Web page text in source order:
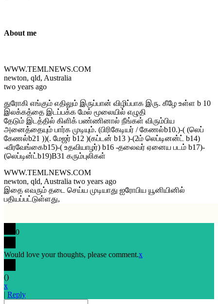
About me
WWW.TEMLNEWS.COM
newton, qld, Australia
two years ago
துரோகி எங்கும் எதிலும் இருப்பான் விழிப்பாக இரு. கீழே உள்ள b 10
இலக்கத்தை இடப்பக்க மேல் மூலையில் எழுதி
தேடும் இடத்தில் கிளிக் பண்ணினால் நீங்கள் விரும்பிய
அனைத்தையும் பார்க முடியும். (பிரிகேடியர் / கேணல்b10.)-( (லெப்
கேணல்b21 ))(. மேஜர் b12 )(கப்டன் b13 )-(2ம் லெப்டினன்ட் b14)
-வீரவேங்கைb15)-( உதவியாழர்) b16 -தலைவர் ஏனைய படம் b17)-
(லெப்டின்ட்b19)B31 கரும்புலிகள்
WWW.TEMLNEWS.COM
newton, qld, Australia two years ago
இதை எவரும் தடை செய்ய முடியாது ஐரோபிய யூனியினில்
பதியப்பட்டுள்ளது,
0
Would love your thoughts, please comment.x
()
x
| Reply